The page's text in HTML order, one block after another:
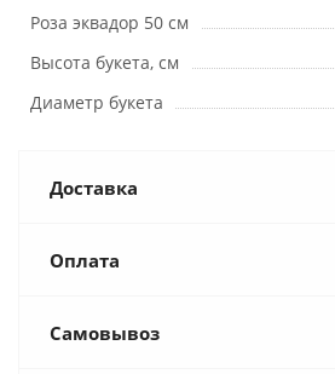
Роза эквадор 50 см
Высота букета, см
Диаметр букета
Доставка
Оплата
Самовывоз